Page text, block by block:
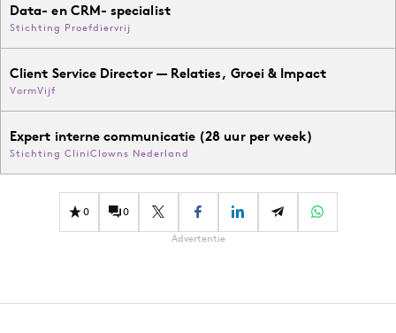
Data- en CRM- specialist
Stichting Proefdiervrij
Client Service Director — Relaties, Groei & Impact
VormVijf
Expert interne communicatie (28 uur per week)
Stichting CliniClowns Nederland
0 0
Advertentie